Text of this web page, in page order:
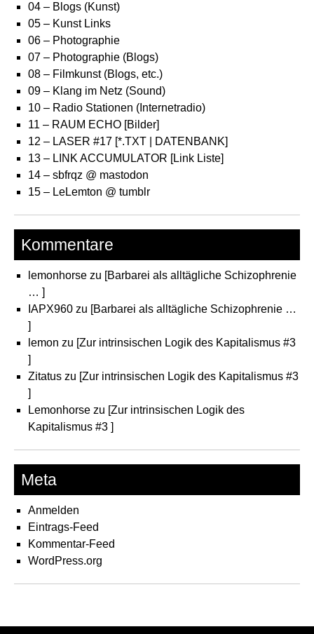
04 – Blogs (Kunst)
05 – Kunst Links
06 – Photographie
07 – Photographie (Blogs)
08 – Filmkunst (Blogs, etc.)
09 – Klang im Netz (Sound)
10 – Radio Stationen (Internetradio)
11 – RAUM ECHO [Bilder]
12 – LASER #17 [*.TXT | DATENBANK]
13 – LINK ACCUMULATOR [Link Liste]
14 – sbfrqz @ mastodon
15 – LeLemton @ tumblr
Kommentare
lemonhorse zu [Barbarei als alltägliche Schizophrenie
… ]
IAPX960 zu [Barbarei als alltägliche Schizophrenie …
]
lemon zu [Zur intrinsischen Logik des Kapitalismus #3
]
Zitatus zu [Zur intrinsischen Logik des Kapitalismus #3
]
Lemonhorse zu [Zur intrinsischen Logik des
Kapitalismus #3 ]
Meta
Anmelden
Eintrags-Feed
Kommentar-Feed
WordPress.org